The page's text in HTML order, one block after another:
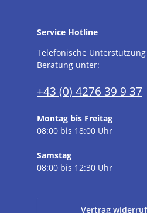
Service Hotline
Telefonische
Beratung unter:
+43 (0) 4276 39 9 37
Montag bis Freitag
08:00 bis 18:00 Uhr
Samstag
08:00 bis 12:30 Uhr
Vertrag